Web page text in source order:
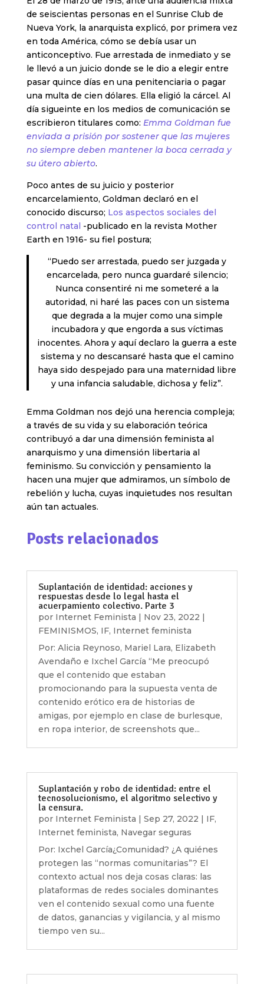
de seiscientas personas en el Sunrise Club de
Nueva York, la anarquista explicó, por primera vez
en toda América, cómo se debía usar un
anticonceptivo. Fue arrestada de inmediato y se
le llevó a un juicio donde se le dio a elegir entre
pasar quince días en una penitenciaria o pagar
una multa de cien dólares. Ella eligió la cárcel. Al
día sigueinte en los medios de comunicación se
escribieron titulares como: Emma Goldman fue
enviada a prisión por sostener que las mujeres
no siempre deben mantener la boca cerrada y
su útero abierto.
Poco antes de su juicio y posterior
encarcelamiento, Goldman declaró en el
conocido discurso; Los aspectos sociales del
control natal -publicado en la revista Mother
Earth en 1916- su fiel postura;
“Puedo ser arrestada, puedo ser juzgada y
encarcelada, pero nunca guardaré silencio;
Nunca consentiré ni me someteré a la
autoridad, ni haré las paces con un sistema
que degrada a la mujer como una simple
incubadora y que engorda a sus víctimas
inocentes. Ahora y aquí declaro la guerra a este
sistema y no descansaré hasta que el camino
haya sido despejado para una maternidad libre
y una infancia saludable, dichosa y feliz”.
Emma Goldman nos dejó una herencia compleja;
a través de su vida y su elaboración teórica
contribuyó a dar una dimensión feminista al
anarquismo y una dimensión libertaria al
feminismo. Su convicción y pensamiento la
hacen una mujer que admiramos, un símbolo de
rebelión y lucha, cuyas inquietudes nos resultan
aún tan actuales.
Posts relacionados
Suplantación de identidad: acciones y
respuestas desde lo legal hasta el
acuerpamiento colectivo. Parte 3
por Internet Feminista | Nov 23, 2022 |
FEMINISMOS, IF, Internet feminista
Por: Alicia Reynoso, Mariel Lara, Elizabeth
Avendaño e Ixchel García “Me preocupó
que el contenido que estaban
promocionando para la supuesta venta de
contenido erótico era de historias de
amigas, por ejemplo en clase de burlesque,
en ropa interior, de screenshots que...
Suplantación y robo de identidad: entre el
tecnosolucionismo, el algoritmo selectivo y
la censura.
por Internet Feminista | Sep 27, 2022 | IF,
Internet feminista, Navegar seguras
Por: Ixchel García¿Comunidad? ¿A quiénes
protegen las “normas comunitarias”? El
contexto actual nos deja cosas claras: las
plataformas de redes sociales dominantes
ven el contenido sexual como una fuente
de datos, ganancias y vigilancia, y al mismo
tiempo ven su...